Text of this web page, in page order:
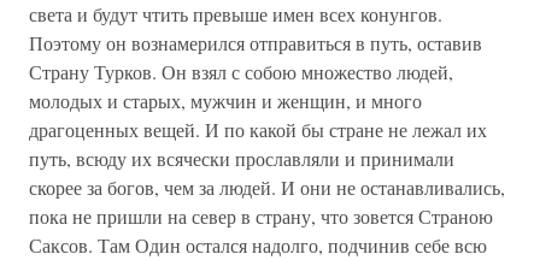
света и будут чтить превыше имен всех конунгов.
Поэтому он вознамерился отправиться в путь, оставив
Страну Турков. Он взял с собою множество людей,
молодых и старых, мужчин и женщин, и много
драгоценных вещей. И по какой бы стране не лежал их
путь, всюду их всячески прославляли и принимали
скорее за богов, чем за людей. И они не останавливались,
пока не пришли на север в страну, что зовется Страною
Саксов. Там Один остался надолго, подчинив себе всю